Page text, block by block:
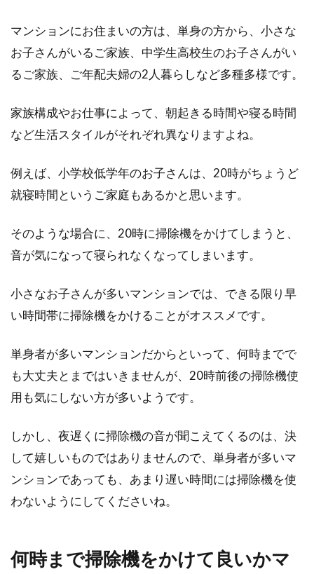
いて調べている中で、「建売住宅」「分譲住
宅」という言葉...
アパートの退去費用は何に使われ
る？10年以上住めばお得？
アパートを退去する際に、かかる退去費用に頭
を抱えてしまう方もいるのではないでしょう
し！縁起が良い日はあるの？
いよ新居に引っ越しです。そんな引っ越しに
マンション相場の推移を知って「売
買」のタイミングを測る！
マンションなどを購入して利益を上げる不動産
投資は、「安い時に買って高い時に売る」のが
マンションにお住まいの方は、単身の方から、小さな
お子さんがいるご家族、中学生高校生のお子さんがい
るご家族、ご年配夫婦の2人暮らしなど多種多様です。
家族構成やお仕事によって、朝起きる時間や寝る時間
など生活スタイルがそれぞれ異なりますよね。
例えば、小学校低学年のお子さんは、20時がちょうど
就寝時間というご家庭もあるかと思います。
そのような場合に、20時に掃除機をかけてしまうと、
音が気になって寝られなくなってしまいます。
小さなお子さんが多いマンションでは、できる限り早
い時間帯に掃除機をかけることがオススメです。
単身者が多いマンションだからといって、何時までで
も大丈夫とまではいきませんが、20時前後の掃除機使
用も気にしない方が多いようです。
しかし、夜遅くに掃除機の音が聞こえてくるのは、決
して嬉しいものではありませんので、単身者が多いマ
ンションであっても、あまり遅い時間には掃除機を使
わないようにしてくださいね。
何時まで掃除機をかけて良いかマ